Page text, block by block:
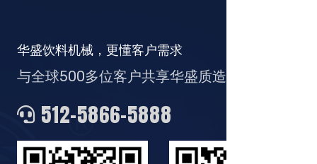
华盛饮料机械，更懂客户需求
与全球500多位客户共享华盛质造
512-5866-5888